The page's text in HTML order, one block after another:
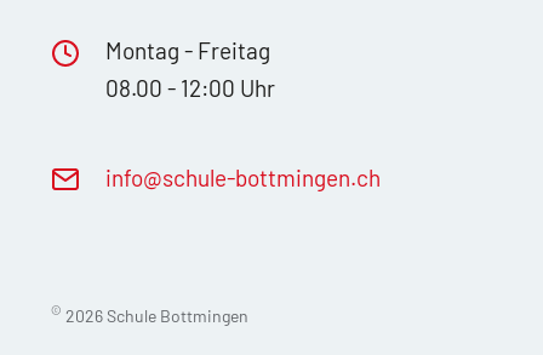
Montag - Freitag
08.00 - 12:00 Uhr
nf sch l -b ttm ng n ch
© 2026 Schule Bottmingen